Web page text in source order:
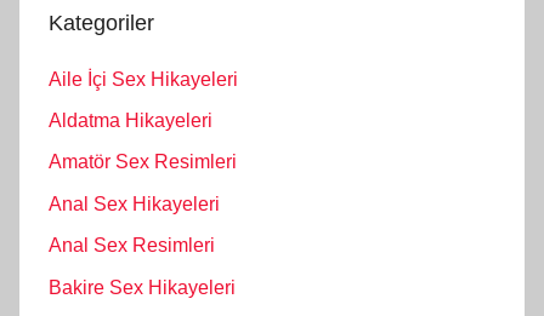
Kategoriler
Aile İçi Sex Hikayeleri
Aldatma Hikayeleri
Amatör Sex Resimleri
Anal Sex Hikayeleri
Anal Sex Resimleri
Bakire Sex Hikayeleri